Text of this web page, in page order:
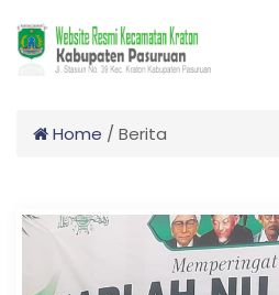
Home / Berita